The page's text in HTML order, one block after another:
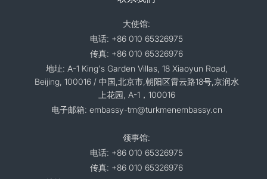
大使馆:
电话: +86 010 65326975
传真: +86 010 65326976
地址: A-1 King's Garden Villas, 18 Xiaoyun Road,
Beijing, 100016 / 中国,北京市,朝阳区霄云路18号,京润水
上花园, A-1，100016
电子邮箱: embassy-tm@turkmenembassy.cn
领事馆:
电话: +86 010 65326975
传真: +86 010 65326976